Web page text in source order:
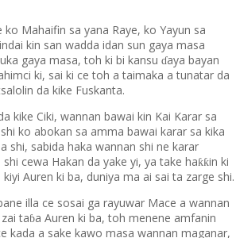
Mahaifin sa yana Raye, ko Yayun sa
kin san wadda idan sun gaya masa
gaya masa, toh ki bi kansu ɗaya bayan
ki, sai ki ce toh a taimaka a tunatar da
da kike Fuskanta.
kike Ciki, wannan bawai kin Kai Karar sa
ko abokan sa amma bawai karar sa kika
shi, sabida haka wannan shi ne karar
cewa Hakan da yake yi, ya take haƙƙin ki
kiyi Auren ki ba, duniya ma ai sai ta zarge shi.
illa ce sosai ga rayuwar Mace a wannan
taɓa Auren ki ba, toh menene amfanin
kada a sake kawo masa wannan maganar,